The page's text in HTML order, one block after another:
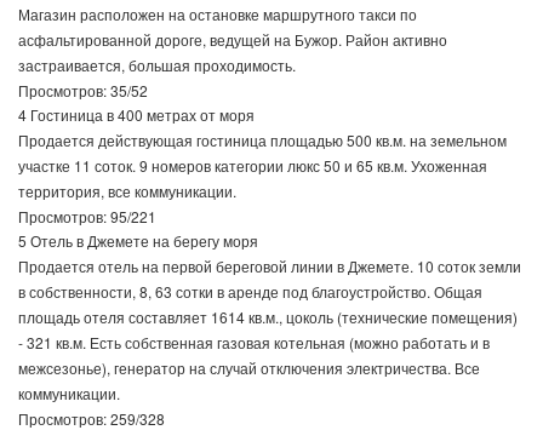
Магазин расположен на остановке маршрутного такси по
асфальтированной дороге, ведущей на Бужор. Район активно
застраивается, большая проходимость.
Просмотров: 35/52
4 Гостиница в 400 метрах от моря
Продается действующая гостиница площадью 500 кв.м. на земельном
участке 11 соток. 9 номеров категории люкс 50 и 65 кв.м. Ухоженная
территория, все коммуникации.
Просмотров: 95/221
5 Отель в Джемете на берегу моря
Продается отель на первой береговой линии в Джемете. 10 соток земли
в собственности, 8, 63 сотки в аренде под благоустройство. Общая
площадь отеля составляет 1614 кв.м., цоколь (технические помещения)
- 321 кв.м. Есть собственная газовая котельная (можно работать и в
межсезонье), генератор на случай отключения электричества. Все
коммуникации.
Просмотров: 259/328